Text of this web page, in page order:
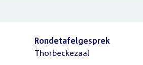
Rondetafelgesprek
Thorbeckezaal